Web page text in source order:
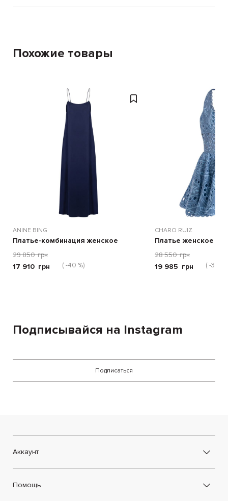
Похожие товары
ANINE BING
Платье-комбинация женское
29 850 грн
17 910 грн ( -40 %)
CHARO RUIZ
Платье женское
28 550 грн
19 985 грн ( -30 %)
Подписывайся на Instagram
Подписаться
Аккаунт
Помощь